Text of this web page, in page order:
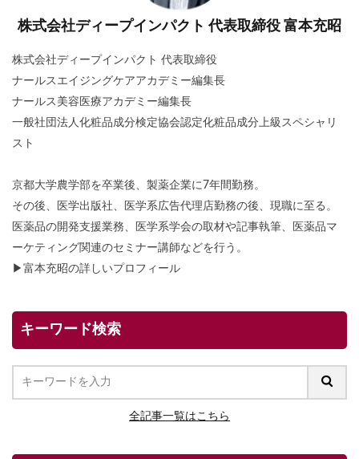
株式会社ディープインパクト 代表取締役 富本充昭
株式会社ディープインパクト 代表取締役
ナールスエイジングケアアカデミー編集長
ナールス美容医療アカデミー編集長
一般社団法人化粧品成分検定協会認定化粧品成分上級スペシャリ
スト
京都大学農学部を卒業後、製薬企業に7年間勤務。
その後、医学出版社、医学系広告代理店勤務の後、現職に至る。
医薬品の開発支援業務、医学系学会の取材や記事執筆、医薬品マ
ーケティング関連のセミナー講師などを行う。
▶ 富本充昭の詳しいプロフィール
キーワード検索
全記事一覧はこちら